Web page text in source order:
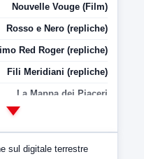
Nouvelle Vouge (Film)
Rosso e Nero (repliche)
Red Roger (repliche)
Fili Meridiani (repliche)
La Mappa dei Piaceri
sul digitale terrestre